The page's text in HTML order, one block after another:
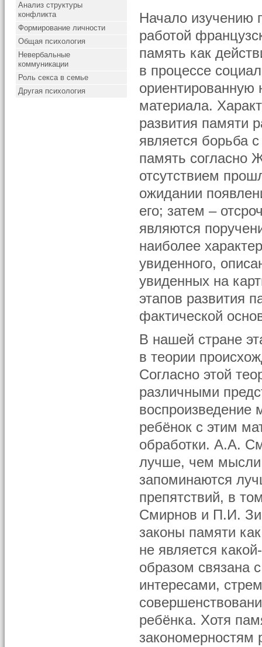
Анализ структуры
конфликта
Формирование личности
Общая психология
Невербальные
коммуникации
Роль секса в семье
Другая психология
Начало изучению
работой
память как
в процессе
ориентированную
материала.
развития памяти
является борьба
память согласно
отсутствием
ожидании
его; затем –
являются
наиболее
увиденного,
увиденных на
этапов развития
фактической
В нашей стране
в теории
Согласно этой
различными
воспроизведение
ребёнок с этим
обработки. А.А.
лучше, чем
запоминаются
препятствий, в
Смирнов и П.И.
законы памяти
не является
образом связана
интересами,
ребёнка. Хотя
закономерностям